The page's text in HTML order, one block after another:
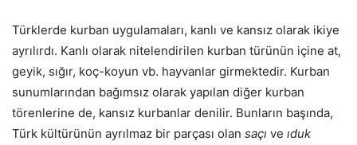
Türklerde kurban uygulamaları, kanlı ve kansız olarak ikiye
ayrılırdı. Kanlı olarak nitelendirilen kurban türünün içine at,
geyik, sığır, koç-koyun vb. hayvanlar girmektedir. Kurban
sunumlarından bağımsız olarak yapılan diğer kurban
törenlerine de, kansız kurbanlar denilir. Bunların başında,
Türk kültürünün ayrılmaz bir parçası olan saçı ve ıduk